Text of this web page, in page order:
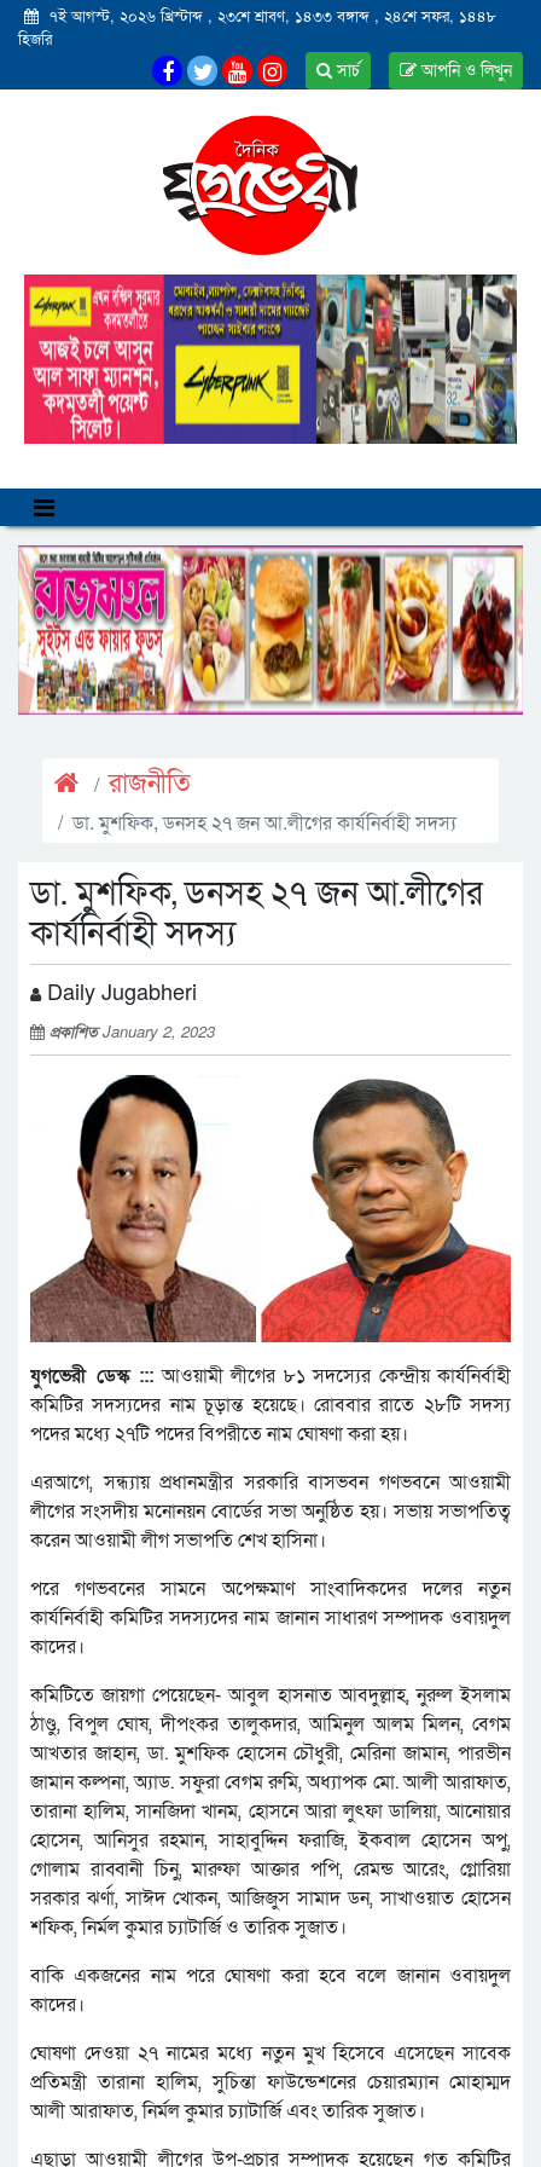
৭ই আগস্ট, ২০২৬ খ্রিস্টাব্দ , ২৩শে শ্রাবণ, ১৪৩৩ বঙ্গাব্দ , ২৪শে সফর, ১৪৪৮
হিজরি
আপনি ও লিখুন
সার্চ
রাজনীতি
ডা. মুশফিক, ডনসহ ২৭ জন আ.লীগের কার্যনির্বাহী সদস্য
ডা. মুশফিক, ডনসহ ২৭ জন আ.লীগের
কার্যনির্বাহী সদস্য
Daily Jugabheri
প্রকাশিতJanuary 2, 2023
যুগভেরী ডেস্ক ::: আওয়ামী লীগের ৮১ সদস্যের কেন্দ্রীয় কার্যনির্বাহী
কমিটির সদস্যদের নাম চূড়ান্ত হয়েছে। রোববার রাতে ২৮টি সদস্য
পদের মধ্যে ২৭টি পদের বিপরীতে নাম ঘোষণা করা হয়।
এরআগে, সন্ধ্যায় প্রধানমন্ত্রীর সরকারি বাসভবন গণভবনে আওয়ামী
লীগের সংসদীয় মনোনয়ন বোর্ডের সভা অনুষ্ঠিত হয়। সভায় সভাপতিত্ব
করেন আওয়ামী লীগ সভাপতি শেখ হাসিনা।
পরে গণভবনের সামনে অপেক্ষমাণ সাংবাদিকদের দলের নতুন
কার্যনির্বাহী কমিটির সদস্যদের নাম জানান সাধারণ সম্পাদক ওবায়দুল
কাদের।
কমিটিতে জায়গা পেয়েছেন- আবুল হাসনাত আবদুল্লাহ, নুরুল ইসলাম
ঠাণ্ডু, বিপুল ঘোষ, দীপংকর তালুকদার, আমিনুল আলম মিলন, বেগম
আখতার জাহান, ডা. মুশফিক হোসেন চৌধুরী, মেরিনা জামান, পারভীন
জামান কল্পনা, অ্যাড. সফুরা বেগম রুমি, অধ্যাপক মো. আলী আরাফাত,
তারানা হালিম, সানজিদা খানম, হোসনে আরা লুৎফা ডালিয়া, আনোয়ার
হোসেন, আনিসুর রহমান, সাহাবুদ্দিন ফরাজি, ইকবাল হোসেন অপু,
গোলাম রাব্বানী চিনু, মারুফা আক্তার পপি, রেমন্ড আরেং, গ্লোরিয়া
সরকার ঝর্ণা, সাঈদ খোকন, আজিজুস সামাদ ডন, সাখাওয়াত হোসেন
শফিক, নির্মল কুমার চ্যাটার্জি ও তারিক সুজাত।
বাকি একজনের নাম পরে ঘোষণা করা হবে বলে জানান ওবায়দুল
কাদের।
ঘোষণা দেওয়া ২৭ নামের মধ্যে নতুন মুখ হিসেবে এসেছেন সাবেক
প্রতিমন্ত্রী তারানা হালিম, সুচিন্তা ফাউন্ডেশনের চেয়ারম্যান মোহাম্মদ
আলী আরাফাত, নির্মল কুমার চ্যাটার্জি এবং তারিক সুজাত।
এছাড়া আওয়ামী লীগের উপ-প্রচার সম্পাদক হয়েছেন গত কমিটির